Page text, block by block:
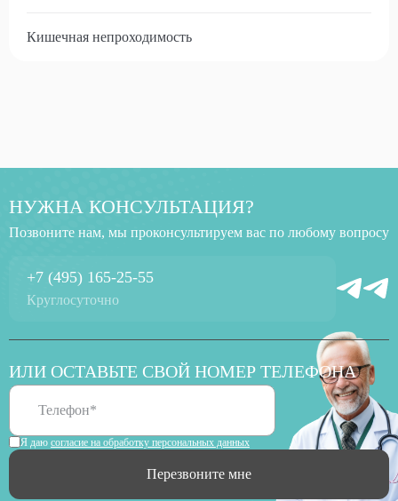
Кишечная непроходимость
НУЖНА КОНСУЛЬТАЦИЯ?
Позвоните нам, мы проконсультируем вас по любому вопросу
Круглосуточно
+7 (495) 165-25-55
ИЛИ ОСТАВЬТЕ СВОЙ НОМЕР ТЕЛЕФОНА
Я даю согласие на обработку персональных данных
Перезвоните мне